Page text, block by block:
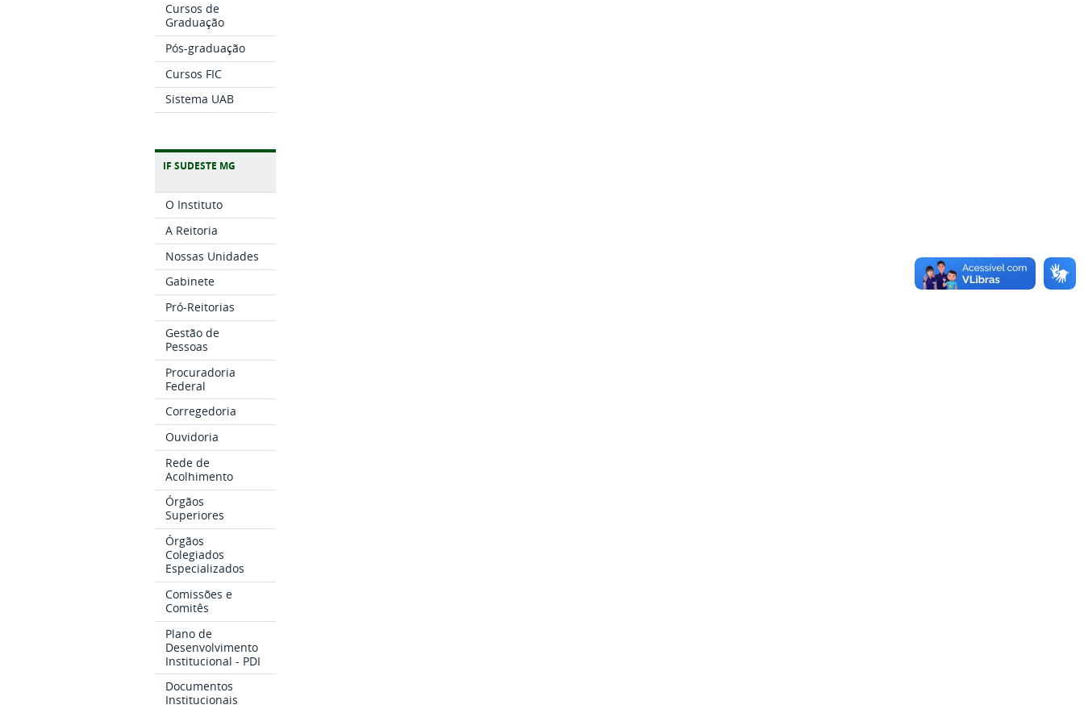
Cursos de
Graduação
Pós-graduação
Cursos FIC
Sistema UAB
IF SUDESTE MG
O Instituto
A Reitoria
Nossas Unidades
Gabinete
Pró-Reitorias
Gestão de
Pessoas
Procuradoria
Federal
Corregedoria
Ouvidoria
Rede de
Acolhimento
Órgãos
Superiores
Órgãos
Colegiados
Especializados
Comissões e
Comitês
Plano de
Desenvolvimento
Institucional - PDI
Documentos
Institucionais